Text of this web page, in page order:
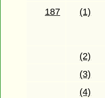
187
(1)
(2)
(3)
(4)